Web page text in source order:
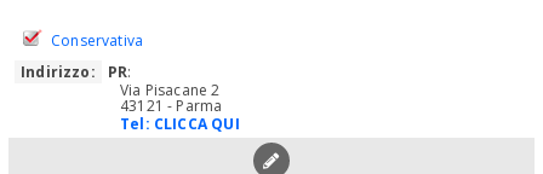
Conservativa
Indirizzo:
PR:
Via Pisacane 2
43121 - Parma
Tel: CLICCA QUI